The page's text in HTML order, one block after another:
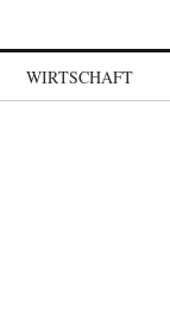
WIRTSCHAFT